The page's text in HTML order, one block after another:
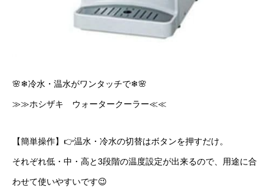
🌸❄冷水・温水がワンタッチで❄🌸
≫≫ホシザキ ウォータークーラー≪≪
【簡単操作】👉温水・冷水の切替はボタンを押すだけ。
それぞれ低・中・高と3段階の温度設定が出来るので、用途に合
わせて使いやすいです😉